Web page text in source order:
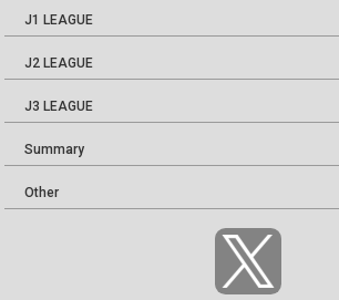
J1 LEAGUE
J2 LEAGUE
J3 LEAGUE
Summary
Other